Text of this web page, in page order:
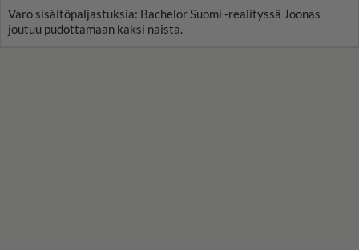
Varo sisältöpaljastuksia: Bachelor Suomi -realityssä Joonas
joutuu pudottamaan kaksi naista.